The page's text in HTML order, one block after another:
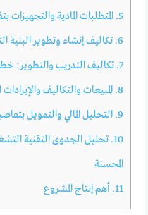
5. المتطلبات المادية
6. تكاليف إنشاء وتطوير البنية
7. تكاليف التدريب والتطوير:
8. المبيعات والتكاليف
9. التحليل المالي والتمويل
10. تحليل الجدوى التقنية
المحسنة
11. أهم إنتاج المشروع